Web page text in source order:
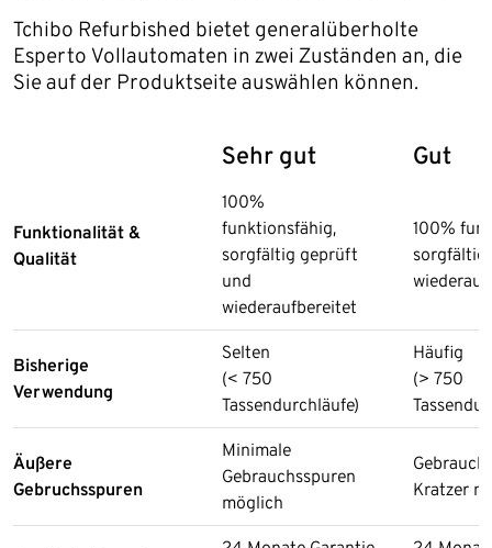
Tchibo Refurbished bietet generalüberholte
Esperto Vollautomaten in zwei Zuständen an, die
Sie auf der Produktseite auswählen können.
Sehr gut Gut
Funktionalität &
Qualität
100%
funktionsfähig,
sorgfältig geprüft
und
wiederaufbereitet
100%
sorgfältig
Bisherige
Verwendung
Selten
(< 750
Tassendurchläufe)
Häufig
(> 750
Äußere
Gebruchsspuren
Minimale
Gebrauchsspuren
möglich
Kratzer